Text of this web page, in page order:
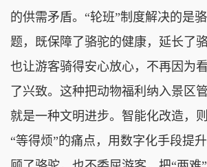
的供需矛盾。“轮班”制度解决的是
题，既保障了骆驼的健康，延长了
也让游客骑得安心放心，不再因为
了兴致。这种把动物福利纳入景区
就是一种文明进步。智能化改造，
“等得烦”的痛点，用数字化手段提